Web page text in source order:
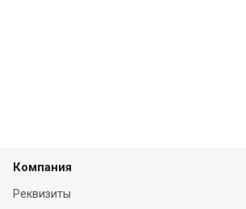
Компания
Реквизиты